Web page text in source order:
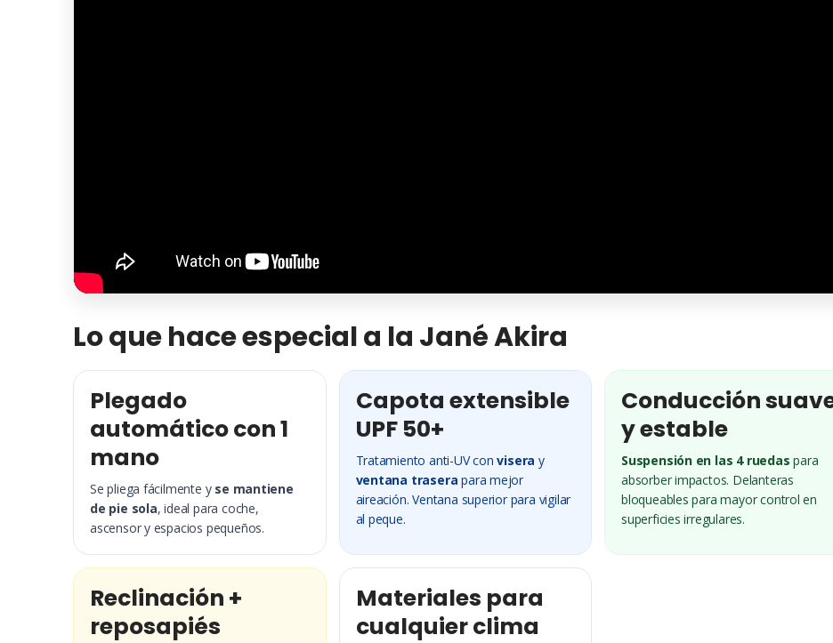
Lo que hace especial a la Jané Akira
Plegado
automático con 1
mano
Se pliega fácilmente y se mantiene
de pie sola, ideal para coche,
ascensor y espacios pequeños.
Capota extensible
UPF 50+
Tratamiento anti-UV convisera y
ventana trasera para mejor
aireación. Ventana superior para vigilar
al peque.
Conducción
y estable
Suspensión en las 4 ruedas para
absorber impactos. Delanteras
bloqueables para mayor control en
superficies irregulares.
Reclinación +
reposapiés
Materiales para
cualquier clima